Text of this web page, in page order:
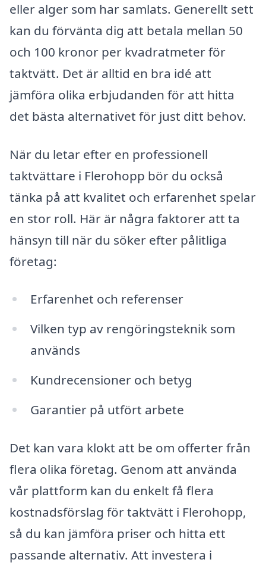
eller alger som har samlats. Generellt sett
kan du förvänta dig att betala mellan 50
och 100 kronor per kvadratmeter för
taktvätt. Det är alltid en bra idé att
jämföra olika erbjudanden för att hitta
det bästa alternativet för just ditt behov.
När du letar efter en professionell
taktvättare i Flerohopp bör du också
tänka på att kvalitet och erfarenhet spelar
en stor roll. Här är några faktorer att ta
hänsyn till när du söker efter pålitliga
företag:
Erfarenhet och referenser
Vilken typ av rengöringsteknik som
används
Kundrecensioner och betyg
Garantier på utfört arbete
Det kan vara klokt att be om offerter från
flera olika företag. Genom att använda
vår plattform kan du enkelt få flera
kostnadsförslag för taktvätt i Flerohopp,
så du kan jämföra priser och hitta ett
passande alternativ. Att investera i